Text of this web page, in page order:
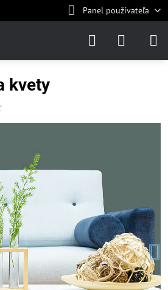
Panel používateľa
kvety